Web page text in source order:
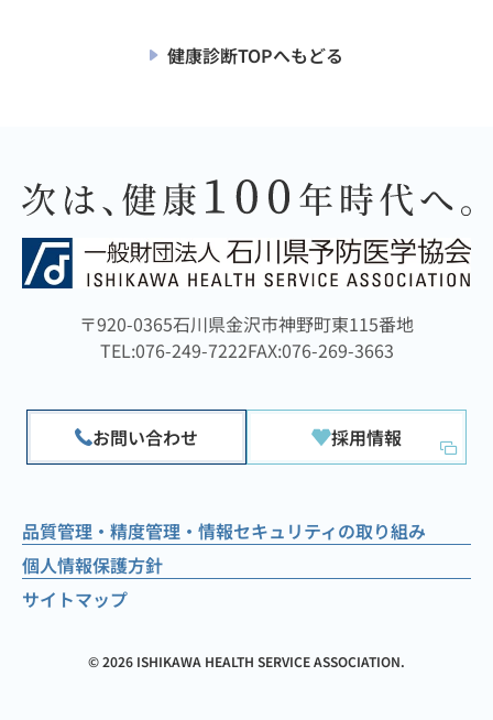
健康診断TOPへもどる
〒920-0365石川県金沢市神野町東115番地
TEL:076-249-7222FAX:076-269-3663
お問い合わせ 採用情報
品質管理・精度管理・情報セキュリティの取り組み
個人情報保護方針
サイトマップ
©2026 ISHIKAWA HEALTH SERVICE ASSOCIATION.